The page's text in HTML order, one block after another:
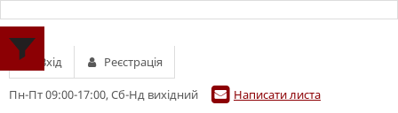
Пн-Пт 09:00-17:00, Сб-Нд вихідний
Написати листа
Вхід Реєстрація